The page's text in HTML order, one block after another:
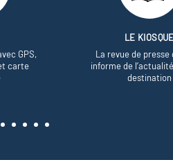
GPS,
carte
LE
La revue de presse
informe de
destination